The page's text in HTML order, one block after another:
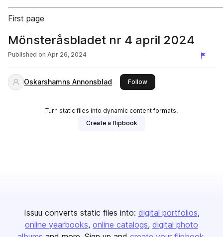
First page
Mönsteråsbladet nr 4 april 2024
Published on Apr 26, 2024
Oskarshamns Annonsblad Followthis publisher
Turn static files into dynamic content formats.
Create a flipbook
Issuu converts static files into: digital portfolios
online yearbooks online catalogs digital photo